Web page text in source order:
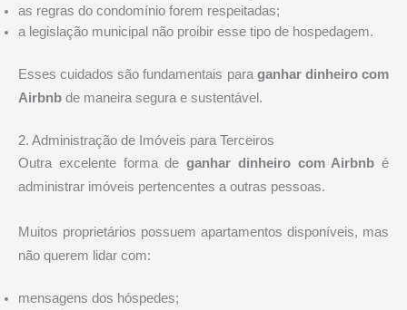
as regras do condomínio forem respeitadas;
a legislação municipal não proibir esse tipo de hospedagem.
Esses cuidados são fundamentais para ganhar dinheiro com
Airbnb de maneira segura e sustentável.
2. Administração de Imóveis para Terceiros
Outra excelente forma de ganhar dinheiro com Airbnb é
administrar imóveis pertencentes a outras pessoas.
Muitos proprietários possuem apartamentos disponíveis, mas
não querem lidar com:
mensagens dos hóspedes;